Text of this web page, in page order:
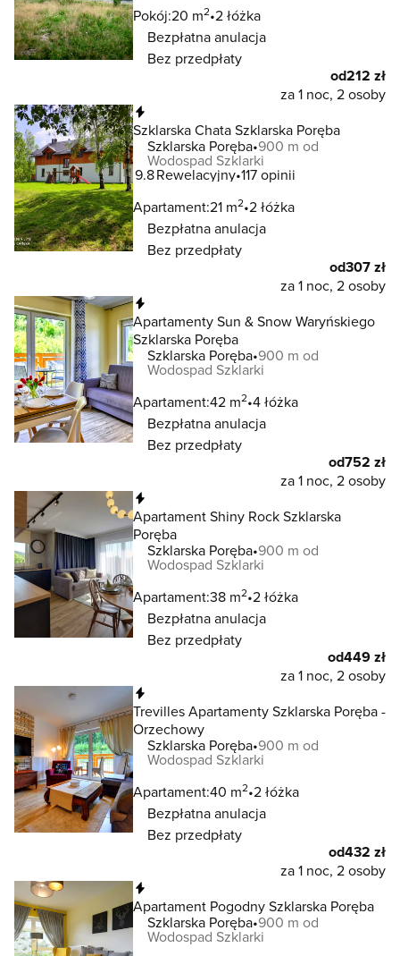
Pokój:20 m2 2 łóżka
Bezpłatna anulacja
Bez przedpłaty
od212 zł
za 1 noc, 2 osoby
Szklarska Chata Szklarska Poręba
Szklarska Poręba 900 m od
Wodospad Szklarki
9.8Rewelacyjny 117 opinii
Apartament:21 m2 2 łóżka
Bezpłatna anulacja
Bez przedpłaty
od307 zł
za 1 noc, 2 osoby
Apartamenty Sun & Snow Waryńskiego
Szklarska Poręba
Szklarska Poręba 900 m od
Wodospad Szklarki
Apartament:42 m2 4 łóżka
Bezpłatna anulacja
Bez przedpłaty
od752 zł
za 1 noc, 2 osoby
Apartament Shiny Rock Szklarska
Poręba
Szklarska Poręba 900 m od
Wodospad Szklarki
Apartament:38 m2 2 łóżka
Bezpłatna anulacja
Bez przedpłaty
od449 zł
za 1 noc, 2 osoby
Trevilles Apartamenty Szklarska Poręba -
Orzechowy
Szklarska Poręba 900 m od
Wodospad Szklarki
Apartament:40 m2 2 łóżka
Bezpłatna anulacja
Bez przedpłaty
od432 zł
za 1 noc, 2 osoby
Apartament Pogodny Szklarska Poręba
Szklarska Poręba 900 m od
Wodospad Szklarki